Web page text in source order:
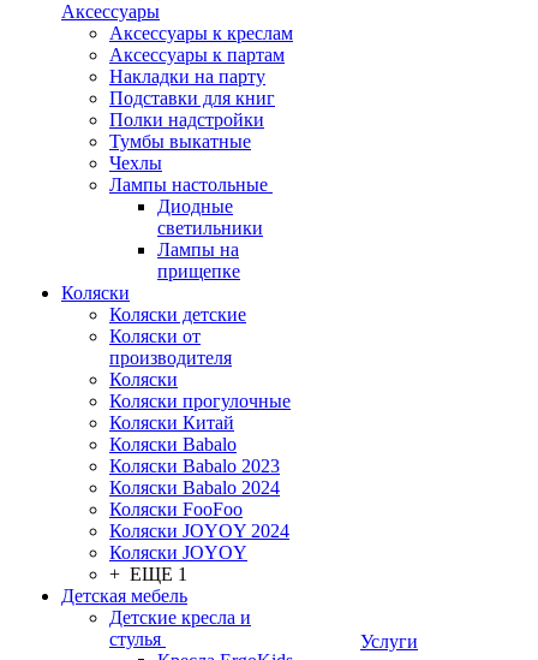
Аксессуары
Аксессуары к креслам
Аксессуары к партам
Накладки на парту
Подставки для книг
Полки надстройки
Тумбы выкатные
Чехлы
Лампы настольные
Диодные
светильники
Лампы на
прищепке
Коляски
Коляски детские
Коляски от
производителя
Коляски
Коляски прогулочные
Коляски Китай
Коляски Babalo
Коляски Babalo 2023
Коляски Babalo 2024
Коляски FooFoo
Коляски JOYOY 2024
Коляски JOYOY
+ ЕЩЕ 1
Детская мебель
Детские кресла и
стулья
Услуги